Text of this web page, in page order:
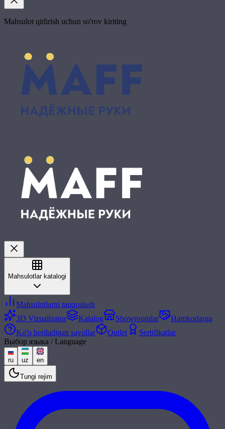
Mahsulot qidirish uchun so'rov kiriting
Mahsulotlar katalogi
Mahsulotlarni taqqoslash
3D Vizualizator
Katalog Showroomlar
Hamkorlarga
Ko'p beriladigan savollar
Outlet
Sertifikatlar
Выбор языка / Language
ru uz en
Tungi rejim